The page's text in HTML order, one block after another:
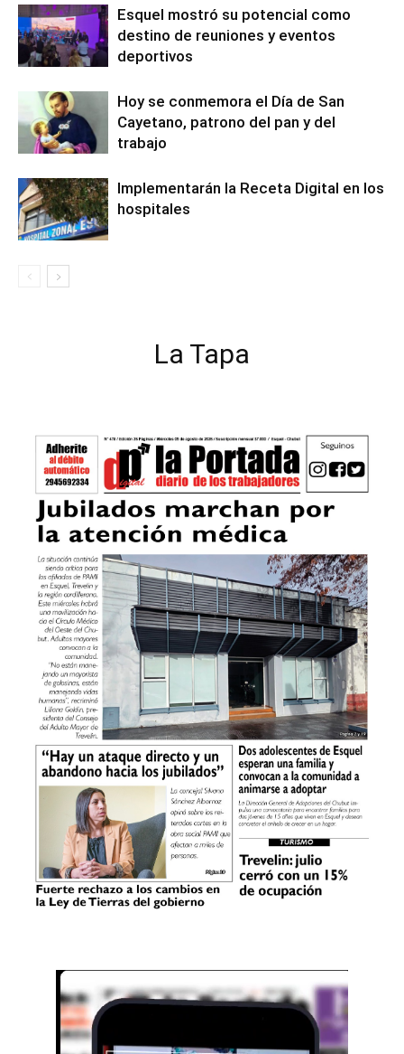
Esquel mostró su potencial como
destino de reuniones y eventos
deportivos
Hoy se conmemora el Día de San
Cayetano, patrono del pan y del
trabajo
Implementarán la Receta Digital en los
hospitales
La Tapa